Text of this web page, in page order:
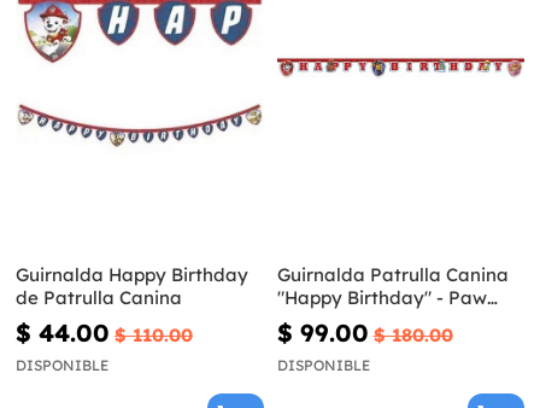
Guirnalda Happy Birthday
de Patrulla Canina
$ 44.00 $ 110.00
DISPONIBLE
Guirnalda Patrulla Canina
"Happy Birthday" - Paw
Patrol Ready For Action
$ 99.00 $ 180.00
DISPONIBLE